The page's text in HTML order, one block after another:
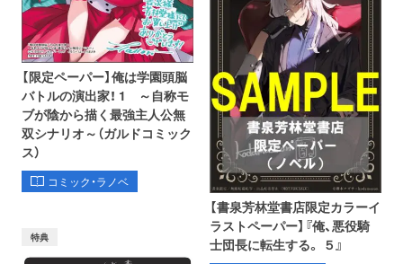
【限定ペーパー】俺は学園頭脳
バトルの演出家！ 1 ～自称モ
ブが陰から描く最強主人公無
双シナリオ～（ガルドコミック
ス）
コミック・ラノベ
【書泉芳林堂書店限定カラーイ
ラストペーパー】『俺、悪役騎
士団長に転生する。 ５』
特典